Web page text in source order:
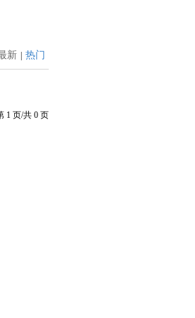
新 热门
1 页/共 0 页